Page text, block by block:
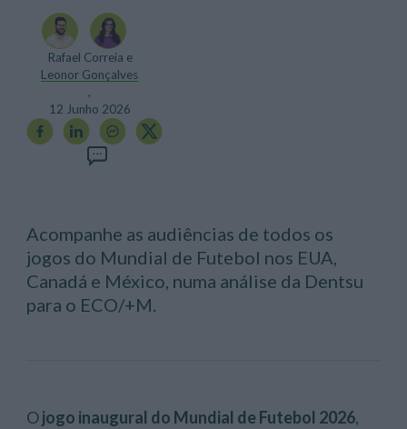
Rafael Correia e
Leonor Gonçalves
,
12 Junho 2026
Acompanhe as audiências de todos os
jogos do Mundial de Futebol nos EUA,
Canadá e México, numa análise da Dentsu
para o ECO/+M.
Ojogo inaugural do Mundial de Futebol 2026,